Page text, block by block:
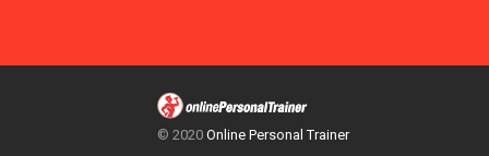
© 2020 Online Personal Trainer